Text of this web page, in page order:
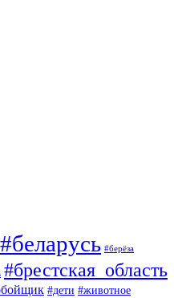
#беларусь #берёза
#брестская_область
#дети #животное